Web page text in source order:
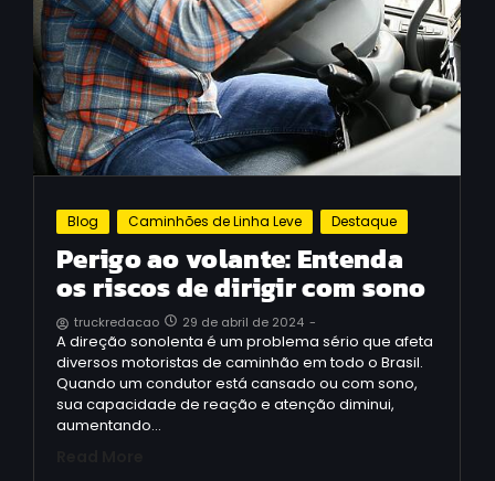
Blog Caminhões de Linha Leve Destaque
Perigo ao volante: Entenda
os riscos de dirigir com sono
truckredacao 29 de abril de 2024 -
A direção sonolenta é um problema sério que afeta
diversos motoristas de caminhão em todo o Brasil.
Quando um condutor está cansado ou com sono,
sua capacidade de reação e atenção diminui,
aumentando…